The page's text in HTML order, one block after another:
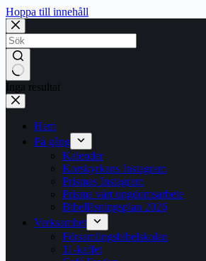
Hoppa till innehåll
Inga resultat
Hem
På gång
Kalender
Korskyrkans Instagram
Prismas Instagram
Prisma vårt ungdomsarbete
Bibelläsningsplan 2026
Verksamhet
Församlingsbibelskolan
11-kaffet